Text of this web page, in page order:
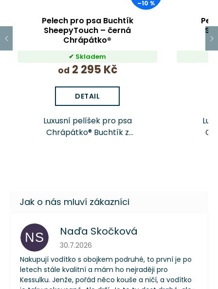
–10 %
Pelech pro psa Buchtík
SheepyTouch – černá
Chrápátko®
Skladem
od 2 295 Kč
DETAIL
Luxusní pelíšek pro psa
Chrápátko® Buchtík z
NS Naďa Skočková
Hodnocení obchodu je 5 z 5 hvězdiček.
30.7.2026
Nakupují vodítko s obojkem podruhé, to první je po
letech stále kvalitní a mám ho nejraději pro
Kessulku. Jenže, pořád něco kouše a ničí, a vodítko